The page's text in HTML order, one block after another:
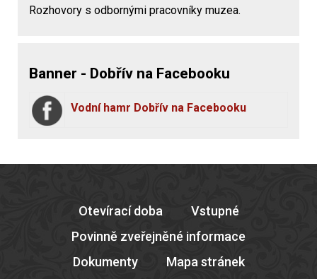
Rozhovory s odbornými pracovníky muzea.
Banner - Dobřív na Facebooku
Vodní hamr Dobřív na Facebooku
Otevírací doba
Vstupné
Povinně zveřejněné informace
Dokumenty
Mapa stránek